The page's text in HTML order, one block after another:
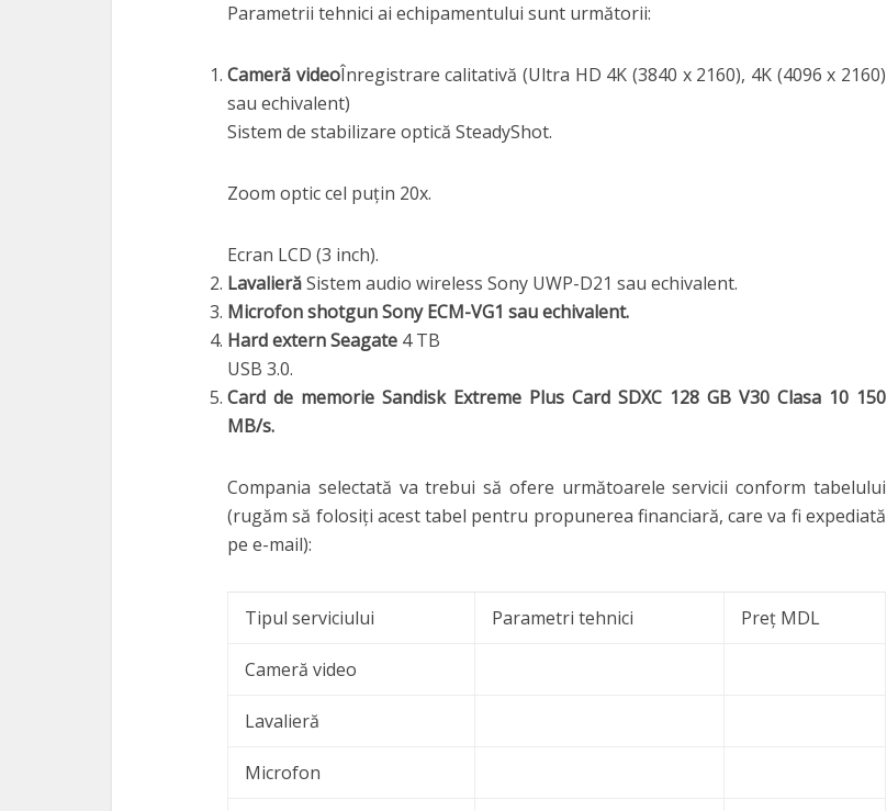
Parametrii tehnici ai echipamentului sunt următorii:
Cameră videoÎnregistrare calitativă (Ultra HD 4K (3840 x 2160), 4K (4096 x 2160)
sau echivalent)
Sistem de stabilizare optică SteadyShot.
Zoom optic cel puțin 20x.
Ecran LCD (3 inch).
LavalierăSistem audio wireless Sony UWP-D21 sau echivalent.
Microfon shotgun Sony ECM-VG1 sau echivalent.
Hard extern Seagate 4 TB
USB 3.0.
Card de memorie Sandisk Extreme Plus Card SDXC 128 GB V30 Clasa 10 150
MB/s.
Compania selectată va trebui să ofere următoarele servicii conform tabelului
(rugăm să folosiți acest tabel pentru propunerea financiară, care va fi expediată
pe e-mail):
Tipul serviciului Parametri tehnici Preț MDL
Cameră video
Lavalieră
Microfon